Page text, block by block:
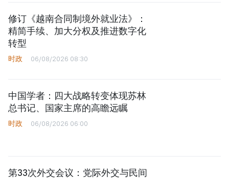
修订《越南合同制境外就业法》：
精简手续、加大分权及推进数字化
转型
时政 06/08/2026 08:30
中国学者：四大战略转变体现苏林
总书记、国家主席的高瞻远瞩
时政 06/08/2026 06:00
第33次外交会议：党际外交与民间